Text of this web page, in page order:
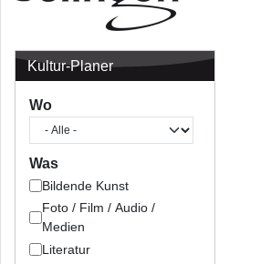
Kultur-Planer
Wo
Was
Bildende Kunst
Foto / Film / Audio /
Medien
Literatur